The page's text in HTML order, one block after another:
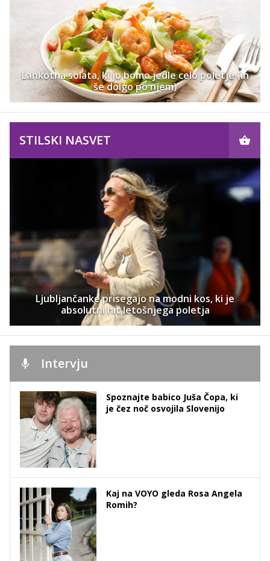
Lahkotna solata, ki jo bomo jedle celo poletje (in
še dolgo po njem)
STILSKI NASVET
Ljubljančanke prisegajo na modni kos, ki je
absolutni hit letošnjega poletja
Intervju
Spoznajte babico Juša Čopa, ki
je čez noč osvojila Slovenijo
Kaj na VOYO gleda Rosa Angela
Romih?